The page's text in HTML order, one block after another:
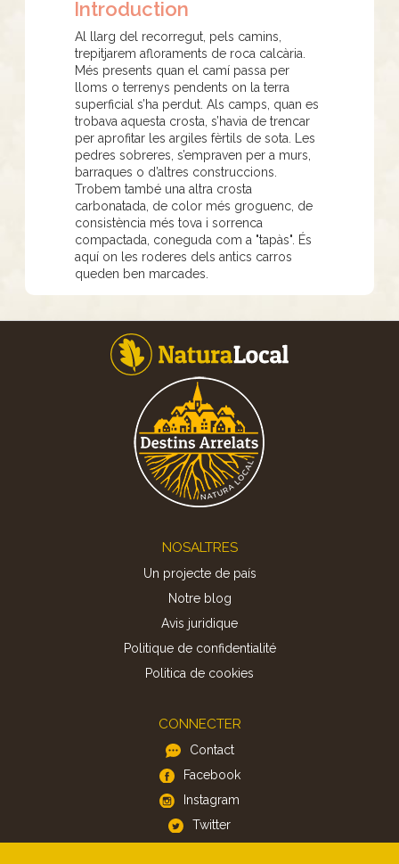
Introduction
Al llarg del recorregut, pels camins,
trepitjarem afloraments de roca calcària.
Més presents quan el camí passa per
lloms o terrenys pendents on la terra
superficial s’ha perdut. Als camps, quan es
trobava aquesta crosta, s’havia de trencar
per aprofitar les argiles fèrtils de sota. Les
pedres sobreres, s’empraven per a murs,
barraques o d’altres construccions.
Trobem també una altra crosta
carbonatada, de color més groguenc, de
consistència més tova i sorrenca
compactada, coneguda com a "tapàs". És
aquí on les roderes dels antics carros
queden ben marcades.
NOSALTRES
Un projecte de país
Notre blog
Avis juridique
Politique de confidentialité
Politica de cookies
CONNECTER
Contact
Facebook
Instagram
Twitter